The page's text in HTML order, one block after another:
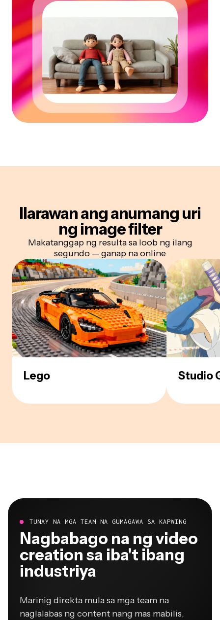
Ilarawan ang anumang uri
ng image filter
Makatanggap ng resulta sa loob ng ilang
segundo — ganap na online
Lego Studio
TUNAY NA MGA TEAM NA GUMAGAWA SA KAPWING
Nagbabago na ng video
creation sa iba't ibang
industriya
Marinig direkta mula sa mga team na
naglalabas ng content nang mas mabilis,